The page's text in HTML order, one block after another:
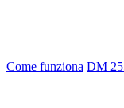
Come funziona DM